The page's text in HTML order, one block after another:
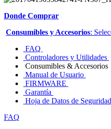
Donde Comprar
Consumibles y Accesorios:
FAQ
Controladores y Utilidades
Consumibles & Accesorios
Manual de Usuario
FIRMWARE
Garantía
Hoja de Datos de Seguridad
FAQ